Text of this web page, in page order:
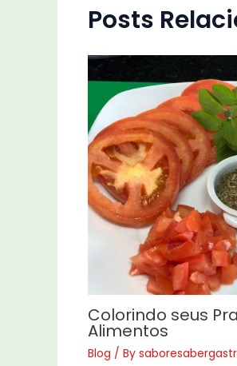
Posts
Colorindo seus
Alimentos
Blog / By